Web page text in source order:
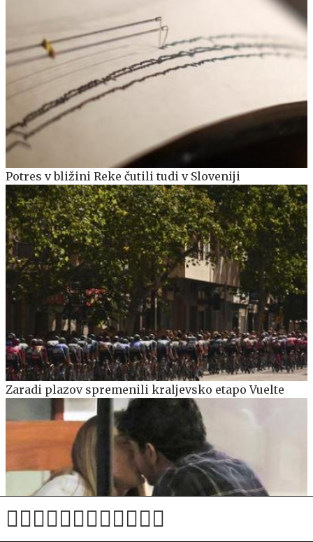
Potres v bližini Reke čutili tudi v Sloveniji
Zaradi plazov spremenili kraljevsko etapo Vuelte